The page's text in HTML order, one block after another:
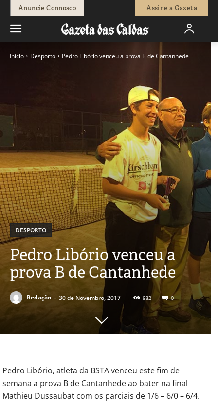
Anuncie Connosco Assine a Gazeta
Início Desporto Pedro Libório venceu a prova B de Cantanhede
DESPORTO
Pedro Libório venceu a
prova B de Cantanhede
Redação - 30 de Novembro, 2017 982 0
Pedro Libório, atleta da BSTA venceu este fim de
semana a prova B de Cantanhede ao bater na final
Mathieu Dussaubat com os parciais de 1/6 – 6/0 – 6/4.